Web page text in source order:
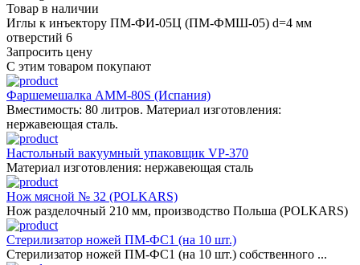
Товар в наличии
Иглы к инъектору ПМ-ФИ-05Ц (ПМ-ФМШ-05) d=4 мм
отверстий 6
Запросить цену
С этим товаром покупают
Фаршемешалка AMM-80S (Испания)
Вместимость: 80 литров. Материал изготовления:
нержавеющая сталь.
Настольный вакуумный упаковщик VP-370
Материал изготовления: нержавеющая сталь
Нож мясной № 32 (POLKARS)
Нож разделочный 210 мм, производство Польша (POLKARS)
Стерилизатор ножей ПМ-ФС1 (на 10 шт.)
Стерилизатор ножей ПМ-ФС1 (на 10 шт.) собственного ...